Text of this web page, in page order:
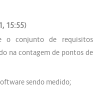
15:55)
o conjunto de requisitos
na contagem de pontos de
sendo medido;